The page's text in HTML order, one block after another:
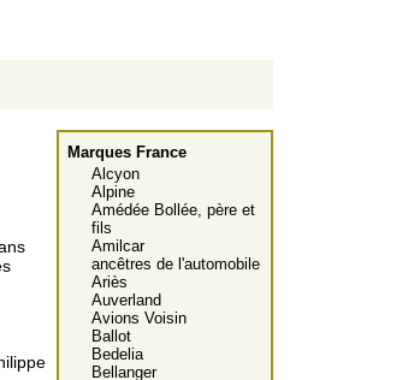
Marques France
Alcyon
Alpine
Amédée Bollée, père et
fils
Amilcar
ancêtres de l'automobile
Ariès
Auverland
Avions Voisin
Ballot
Bedelia
Bellanger